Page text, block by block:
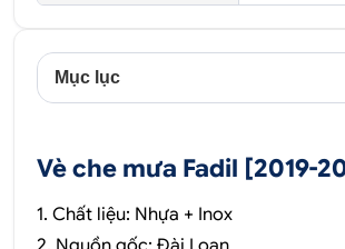
Mục lục
Vè che mưa Fadil [2019-
1. Chất liệu: Nhựa + Inox